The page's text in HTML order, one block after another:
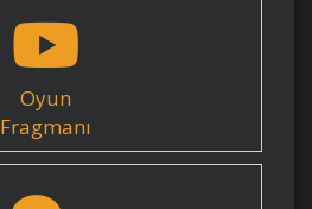
Oyun
Fragmanı